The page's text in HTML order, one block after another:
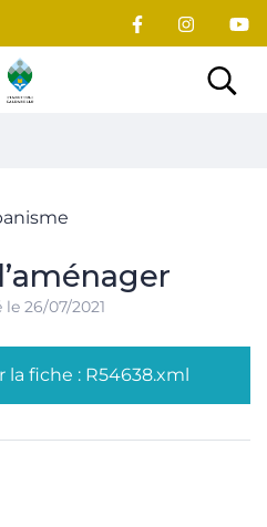
Site officiel du village
le 26/07/2021
fiche : R54638.xml